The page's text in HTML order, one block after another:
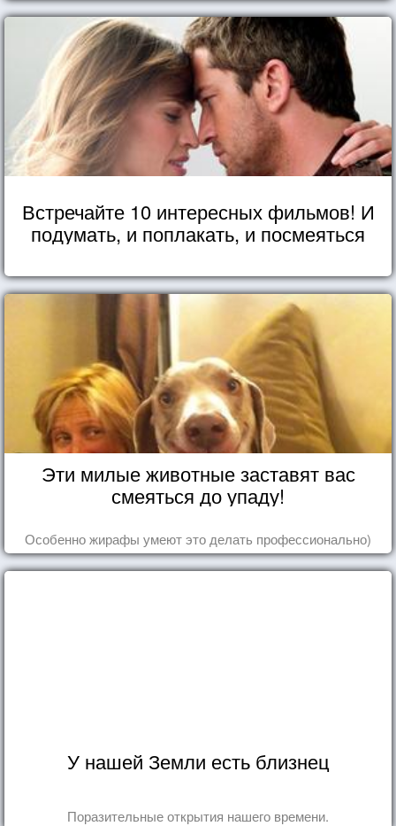
Встречайте 10 интересных фильмов! И
подумать, и поплакать, и посмеяться
Эти милые животные заставят вас
смеяться до упаду!
Особенно жирафы умеют это делать профессионально)
У нашей Земли есть близнец
Поразительные открытия нашего времени.